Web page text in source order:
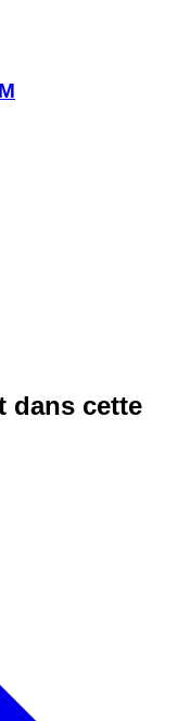
dans cette